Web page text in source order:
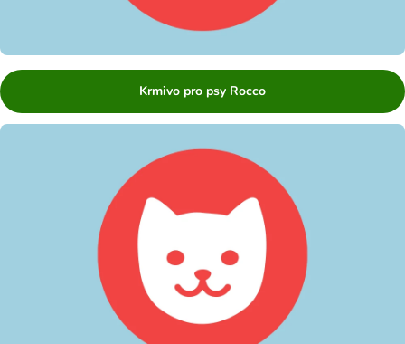
Krmivo pro psy Rocco